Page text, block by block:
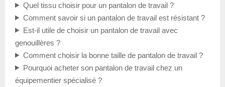
Quel tissu choisir pour un pantalon de travail ?
Comment savoir si un pantalon de travail est résistant ?
Est-il utile de choisir un pantalon de travail avec
genouillères ?
Comment choisir la bonne taille de pantalon de travail ?
Pourquoi acheter son pantalon de travail chez un
équipementier spécialisé ?